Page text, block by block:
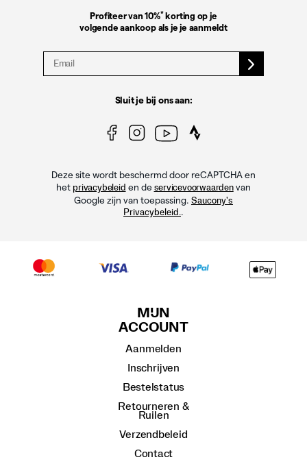
Profiteer van 10%* korting op je
volgende aankoop als je je aanmeldt
Sluit je bij ons aan:
Deze site wordt beschermd door reCAPTCHA en
het privacybeleid en de servicevoorwaardenvan
Google zijn van toepassing. Saucony's
Privacybeleid. .
MIJN
ACCOUNT
Aanmelden
Inschrijven
Bestelstatus
Retourneren &
Ruilen
Verzendbeleid
Contact